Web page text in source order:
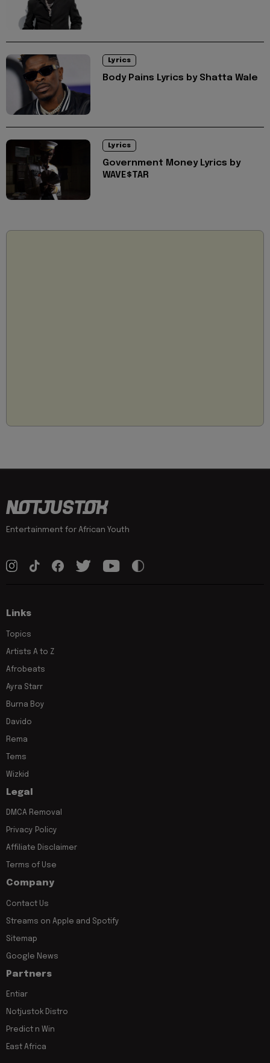
Lyrics
Body Pains Lyrics by Shatta Wale
Lyrics
Government Money Lyrics by
WAVE$TAR
Entertainment for African Youth
Links
Topics
Artists A to Z
Afrobeats
Ayra Starr
Burna Boy
Davido
Rema
Tems
Wizkid
Legal
DMCA Removal
Privacy Policy
Affiliate Disclaimer
Terms of Use
Company
Contact Us
Streams on Apple and Spotify
Sitemap
Google News
Partners
Entiar
Notjustok Distro
Predict n Win
East Africa